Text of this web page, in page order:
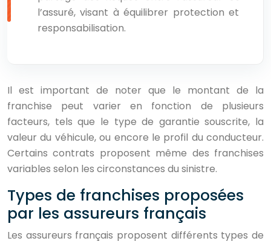
l’assuré, visant à équilibrer protection et
responsabilisation.
Il est important de noter que le montant de la
franchise peut varier en fonction de plusieurs
facteurs, tels que le type de garantie souscrite, la
valeur du véhicule, ou encore le profil du conducteur.
Certains contrats proposent même des franchises
variables selon les circonstances du sinistre.
Types de franchises proposées
par les assureurs français
Les assureurs français proposent différents types de